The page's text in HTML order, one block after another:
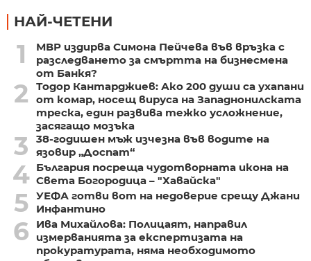
НАЙ-ЧЕТЕНИ
1
МВР издирва Симона Пейчева във връзка с
разследването за смъртта на бизнесмена
от Банкя?
2
Тодор Кантарджиев: Ако 200 души са ухапани
от комар, носещ вируса на Западнонилската
треска, един развива тежко усложнение,
засягащо мозъка
3
38-годишен мъж изчезна във водите на
язовир „Доспат“
4 България посреща чудотворната икона на
Света Богородица – "Хавайска"
5 УЕФА готви вот на недоверие срещу Джани
Инфантино
6
Ива Михайлова: Полицаят, направил
измерванията за експертизата на
прокуратурата, няма необходимото